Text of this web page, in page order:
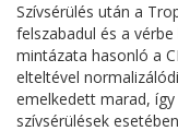
Szívsérülés után a
felszabadul és a
mintázata hasonló a
elteltével
emelkedett marad,
szívsérülések